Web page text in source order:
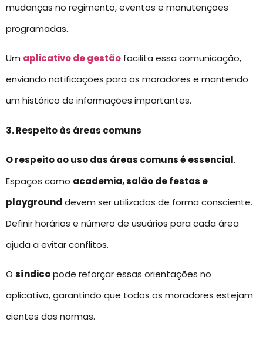
mudanças no regimento, eventos e manutenções
programadas.
Um aplicativo de gestão facilita essa comunicação,
enviando notificações para os moradores e mantendo
um histórico de informações importantes.
3. Respeito às áreas comuns
O respeito ao uso das áreas comuns é essencial.
Espaços como academia, salão de festas e
playground devem ser utilizados de forma consciente.
Definir horários e número de usuários para cada área
ajuda a evitar conflitos.
O síndicopode reforçar essas orientações no
aplicativo, garantindo que todos os moradores estejam
cientes das normas.